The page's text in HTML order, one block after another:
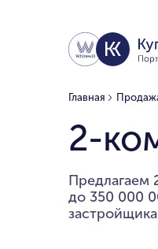
Главная
2-
Предлагаем
до 350 000